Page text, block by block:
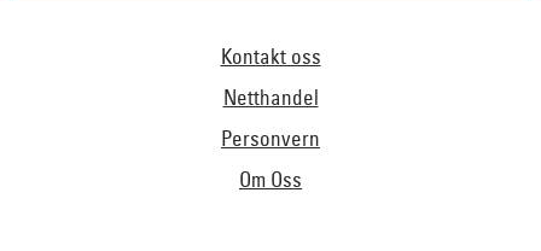
Kontakt oss
Netthandel
Personvern
Om Oss